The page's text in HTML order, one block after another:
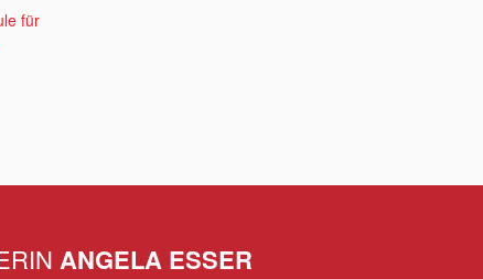
ANGELA ESSER